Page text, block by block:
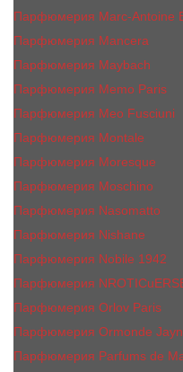
Парфюмерия Marc-Antoine
Парфюмерия Mancera
Парфюмерия Maybach
Парфюмерия Memo Paris
Парфюмерия Meo Fusciuni
Парфюмерия Montale
Парфюмерия Moresque
Парфюмерия Moschino
Парфюмерия Nasomatto
Парфюмерия Nishane
Парфюмерия Nobile 1942
Парфюмерия
Парфюмерия Orlov Paris
Парфюмерия Ormonde
Парфюмерия Parfums de